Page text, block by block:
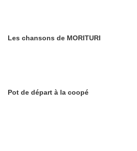
Les chansons de MORITURI
Pot de départ à la coopé